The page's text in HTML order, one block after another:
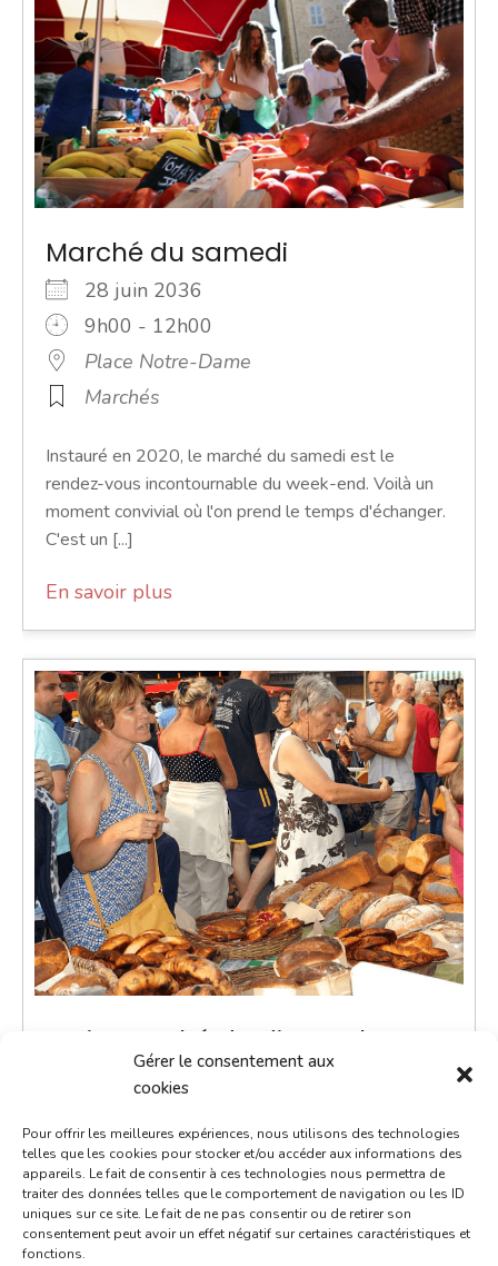
Gérer le consentement aux
cookies
Pour offrir les meilleures expériences, nous utilisons des technologies
telles que les cookies pour stocker et/ou accéder aux informations des
appareils. Le fait de consentir à ces technologies nous permettra de
traiter des données telles que le comportement de navigation ou les ID
uniques sur ce site. Le fait de ne pas consentir ou de retirer son
consentement peut avoir un effet négatif sur certaines caractéristiques et
fonctions.
Marché du samedi
28 juin 2036
9h00 - 12h00
Place Notre-Dame
Marchés
Instauré en 2020, le marché du samedi est le
rendez-vous incontournable du week-end. Voilà un
moment convivial où l'on prend le temps d'échanger.
C'est un [...]
En savoir plus
Petit marché du dimanche
29 juin 2036
Place de la République
Marchés
Le petit marché du dimanche est un moment de